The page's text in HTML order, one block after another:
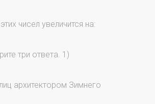
чисел увеличится на:
три ответа. 1)
архитектором Зимнего